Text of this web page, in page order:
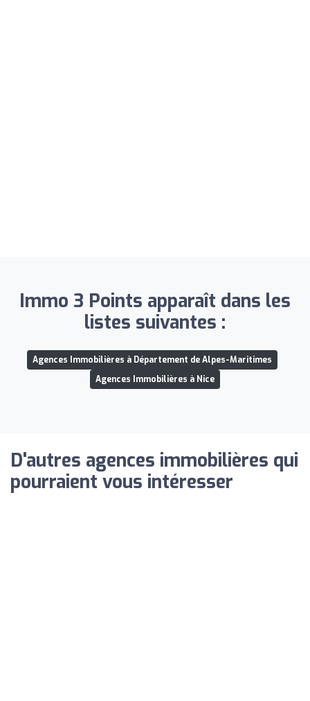
Immo 3 Points apparaît dans les
listes suivantes :
Agences Immobilières à Département de Alpes-Maritimes
Agences Immobilières à Nice
D'autres agences immobilières qui
pourraient vous intéresser